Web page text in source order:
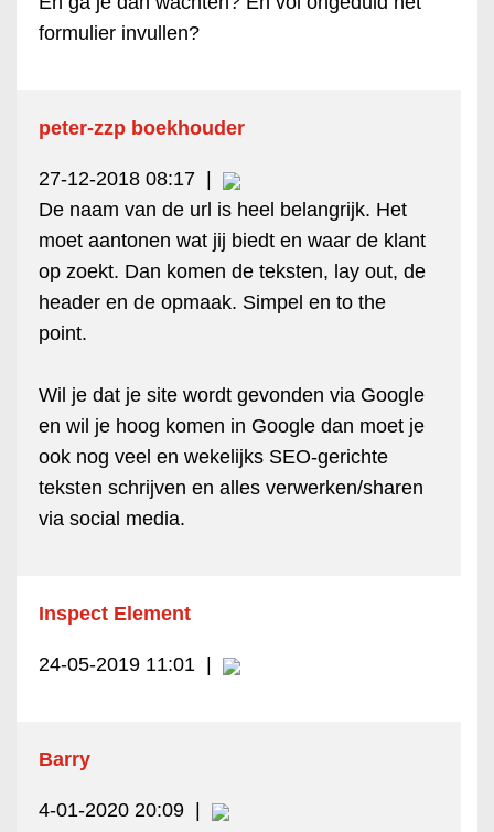
formulier invullen?
peter-zzp boekhouder
27-12-2018 08:17
De naam van de url is heel belangrijk. Het
moet aantonen wat jij biedt en waar de klant
op zoekt. Dan komen de teksten, lay out, de
header en de opmaak. Simpel en to the
point.
Wil je dat je site wordt gevonden via Google
en wil je hoog komen in Google dan moet je
ook nog veel en wekelijks SEO-gerichte
teksten schrijven en alles verwerken/sharen
via social media.
Inspect Element
24-05-2019 11:01
Barry
4-01-2020 20:09